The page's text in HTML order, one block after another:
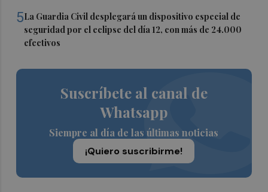
5La Guardia Civil desplegará un dispositivo especial de
seguridad por el eclipse del día 12, con más de 24.000
efectivos
Suscríbete al canal de
Whatsapp
Siempre al día de las últimas noticias
¡Quiero suscribirme!